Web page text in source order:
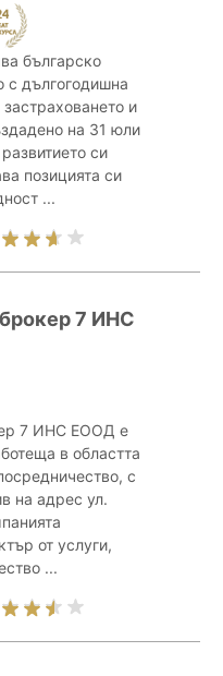
българско
с дългогодишна
и
на 31 юли
си
позицията си
...
7 ИНС
7 ИНС ЕООД е
в областта
с
на адрес ул.
от услуги,
...